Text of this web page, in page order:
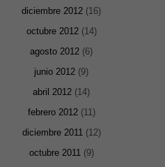
diciembre 2012 (16)
octubre 2012(14)
agosto 2012 (6)
junio 2012 (9)
abril 2012 (14)
febrero 2012(11)
diciembre 2011(12)
octubre 2011(9)